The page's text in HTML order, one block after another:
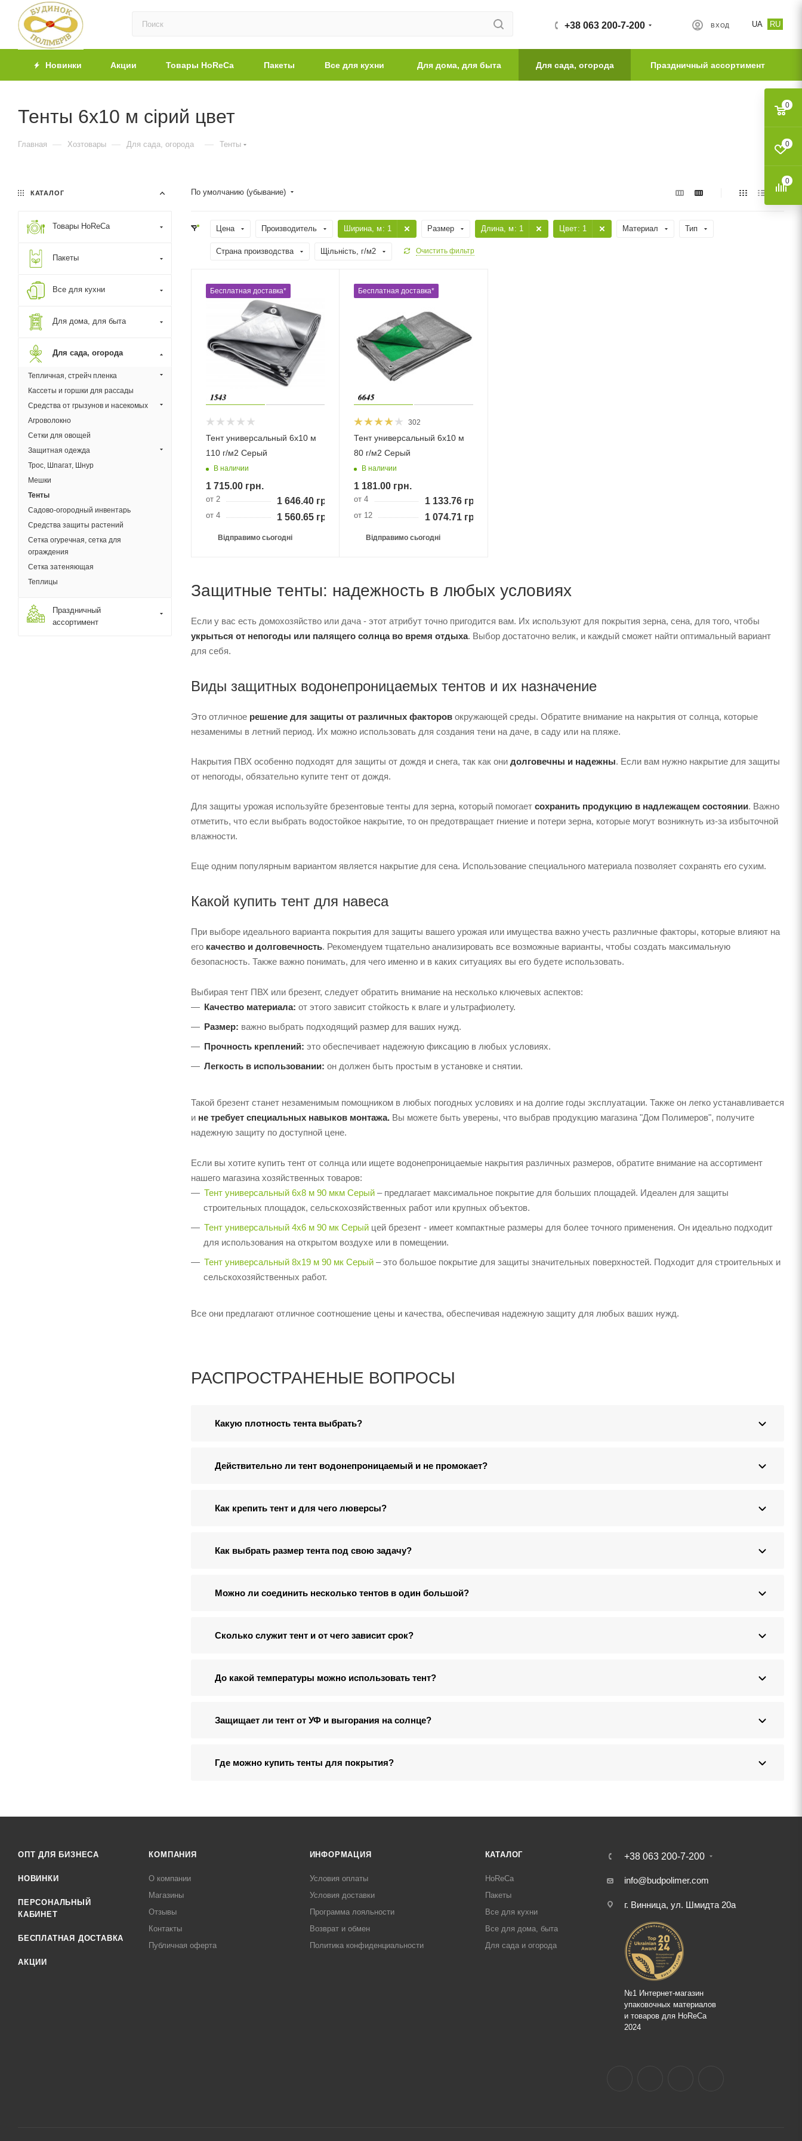
UA RU
ВХОД
+38 063 200-7-200
Новинки Акции Товары HoReCa Пакеты Все для кухни Для дома, для быта Для сада, огорода Праздничный ассортимент
Тенты 6х10 м сірий цвет
Главная — Хозтовары — Для сада, огорода — Тенты
По умолчанию (убывание)
Цена Производитель Ширина, м: 1 Размер Длина, м: 1 Цвет: 1 Материал Тип
Страна производства Щільність, г/м2 Очистить фильтр
Бесплатная доставка*
Тент универсальный 6х10 м
110 г/м2 Серый
В наличии
1 715.00 грн.
от 2 1 646.40грн.
от 4 1 560.65грн.
Відправимо сьогодні
Бесплатная доставка*
302
Тент универсальный 6х10 м
80 г/м2 Серый
В наличии
1 181.00 грн.
от 4 1 133.76грн.
от 12 1 074.71грн.
Відправимо сьогодні
Защитные тенты: надежность в любых условиях
Если у вас есть домохозяйство или дача - этот атрибут точно пригодится вам. Их используют для покрытия зерна, сена, для того, чтобы
укрыться от непогоды или палящего солнца во время отдыха. Выбор достаточно велик, и каждый сможет найти оптимальный вариант
для себя.
Виды защитных водонепроницаемых тентов и их назначение
Это отличное решение для защиты от различных факторов окружающей среды. Обратите внимание на накрытия от солнца, которые
незаменимы в летний период. Их можно использовать для создания тени на даче, в саду или на пляже.
Накрытия ПВХ особенно подходят для защиты от дождя и снега, так как они долговечны и надежны. Если вам нужно накрытие для защиты
от непогоды, обязательно купите тент от дождя.
Для защиты урожая используйте брезентовые тенты для зерна, который помогает сохранить продукцию в надлежащем состоянии. Важно
отметить, что если выбрать водостойкое накрытие, то он предотвращает гниение и потери зерна, которые могут возникнуть из-за избыточной
влажности.
Еще одним популярным вариантом является накрытие для сена. Использование специального материала позволяет сохранять его сухим.
Какой купить тент для навеса
При выборе идеального варианта покрытия для защиты вашего урожая или имущества важно учесть различные факторы, которые влияют на
его качество и долговечность. Рекомендуем тщательно анализировать все возможные варианты, чтобы создать максимальную
безопасность. Также важно понимать, для чего именно и в каких ситуациях вы его будете использовать.
Выбирая тент ПВХ или брезент, следует обратить внимание на несколько ключевых аспектов:
Качество материала: от этого зависит стойкость к влаге и ультрафиолету.
Размер: важно выбрать подходящий размер для ваших нужд.
Прочность креплений: это обеспечивает надежную фиксацию в любых условиях.
Легкость в использовании: он должен быть простым в установке и снятии.
Такой брезент станет незаменимым помощником в любых погодных условиях и на долгие годы эксплуатации. Также он легко устанавливается
и не требует специальных навыков монтажа. Вы можете быть уверены, что выбрав продукцию магазина "Дом Полимеров", получите
надежную защиту по доступной цене.
Если вы хотите купить тент от солнца или ищете водонепроницаемые накрытия различных размеров, обратите внимание на ассортимент
нашего магазина хозяйственных товаров:
Тент универсальный 6х8 м 90 мкм Серый – предлагает максимальное покрытие для больших площадей. Идеален для защиты
строительных площадок, сельскохозяйственных работ или крупных объектов.
Тент универсальный 4х6 м 90 мк Серый цей брезент - имеет компактные размеры для более точного применения. Он идеально подходит
для использования на открытом воздухе или в помещении.
Тент универсальный 8х19 м 90 мк Серый – это большое покрытие для защиты значительных поверхностей. Подходит для строительных и
сельскохозяйственных работ.
Все они предлагают отличное соотношение цены и качества, обеспечивая надежную защиту для любых ваших нужд.
РАСПРОСТРАНЕНЫЕ ВОПРОСЫ
Какую плотность тента выбрать?
Действительно ли тент водонепроницаемый и не промокает?
Как крепить тент и для чего люверсы?
Как выбрать размер тента под свою задачу?
Можно ли соединить несколько тентов в один большой?
Сколько служит тент и от чего зависит срок?
До какой температуры можно использовать тент?
Защищает ли тент от УФ и выгорания на солнце?
Где можно купить тенты для покрытия?
КАТАЛОГ
Товары HoReCa
Пакеты
Все для кухни
Для дома, для быта
Для сада, огорода
Тепличная, стрейч пленка
Кассеты и горшки для рассады
Средства от грызунов и насекомых
Агроволокно
Сетки для овощей
Защитная одежда
Трос, Шпагат, Шнур
Мешки
Тенты
Садово-огородный инвентарь
Средства защиты растений
Сетка огуречная, сетка для
ограждения
Сетка затеняющая
Теплицы
Праздничный
ассортимент
ОПТ ДЛЯ БИЗНЕСА
НОВИНКИ
ПЕРСОНАЛЬНЫЙ
КАБИНЕТ
БЕСПЛАТНАЯ ДОСТАВКА
АКЦИИ
КОМПАНИЯ
О компании
Магазины
Отзывы
Контакты
Публичная оферта
ИНФОРМАЦИЯ
Условия оплаты
Условия доставки
Программа лояльности
Возврат и обмен
Политика конфиденциальности
КАТАЛОГ
HoReCa
Пакеты
Все для кухни
Все для дома, быта
Для сада и огорода
+38 063 200-7-200
info@budpolimer.com
г. Винница, ул. Шмидта 20а
№1 Интернет-магазин
упаковочных материалов
и товаров для HoReCa
2024
0
0
0